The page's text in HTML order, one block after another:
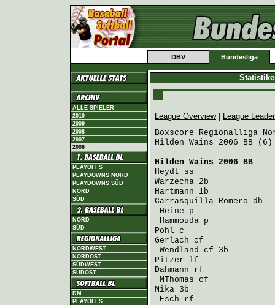
DBV Bundesliga
ALLE SPIELER
2010
2009
2008
2007
2006
PLAYOFFS
PLAYDOWNS NORD
PLAYDOWNS SÜD
NORD
SÜD
NORD
SÜD
NORDWEST
NORDOST
SÜDWEST
SÜDOST
DM
PLAYOFFS
League Overview|
League
Boxscore Regionalliga
Hilden Wains 2006 BB
Hilden Wains 2006 BB
Heydt ss
Warzecha 2b
Hartmann 1b
Carrasquilla Romero dh
Heine p
Hammouda p
Pohl c
Gerlach cf
Wendland cf-3b
Pitzer lf
Dahmann rf
MThomas cf
Mika 3b
Esch rf